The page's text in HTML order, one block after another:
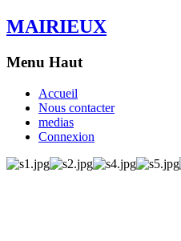
MAIRIEUX
Menu Haut
Accueil
Nous contacter
medias
Connexion